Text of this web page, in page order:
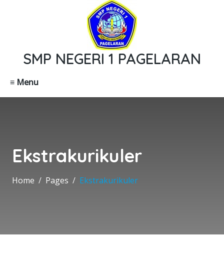
SMP NEGERI 1 PAGELARAN
≡ Menu
Ekstrakurikuler
Home Pages Ekstrakurikuler